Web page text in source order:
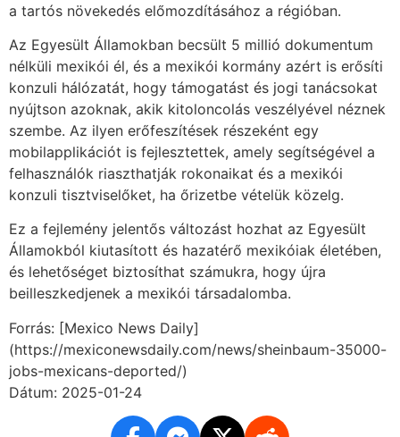
a tartós növekedés előmozdításához a régióban.
Az Egyesült Államokban becsült 5 millió dokumentum
nélküli mexikói él, és a mexikói kormány azért is erősíti
konzuli hálózatát, hogy támogatást és jogi tanácsokat
nyújtson azoknak, akik kitoloncolás veszélyével néznek
szembe. Az ilyen erőfeszítések részeként egy
mobilapplikációt is fejlesztettek, amely segítségével a
felhasználók riaszthatják rokonaikat és a mexikói
konzuli tisztviselőket, ha őrizetbe vételük közelg.
Ez a fejlemény jelentős változást hozhat az Egyesült
Államokból kiutasított és hazatérő mexikóiak életében,
és lehetőséget biztosíthat számukra, hogy újra
beilleszkedjenek a mexikói társadalomba.
Forrás: [Mexico News Daily]
(https://mexiconewsdaily.com/news/sheinbaum-35000-
jobs-mexicans-deported/)
Dátum: 2025-01-24